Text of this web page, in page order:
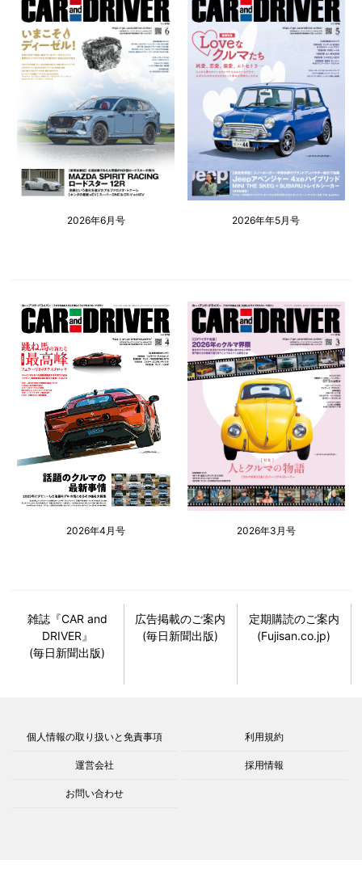
2026年6月号 2026年年5月号
2026年4月号 2026年3月号
雑誌『CAR and
DRIVER』
(毎日新聞出版)
広告掲載のご案内
(毎日新聞出版)
定期購読のご案内
(Fujisan.co.jp)
個人情報の取り扱いと免責事項 利用規約
運営会社 採用情報
お問い合わせ